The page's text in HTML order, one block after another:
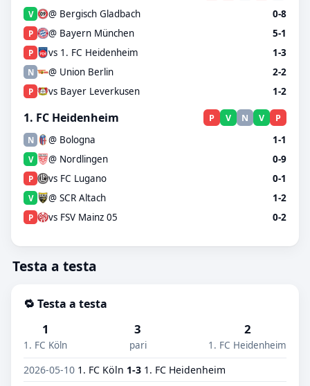
V @ Bergisch Gladbach 0-8
P @ Bayern München 5-1
P vs 1. FC Heidenheim 1-3
N @ Union Berlin 2-2
P vs Bayer Leverkusen 1-2
1. FC Heidenheim P V N V P
N @ Bologna 1-1
V @ Nordlingen 0-9
P vs FC Lugano 0-1
V @ SCR Altach 1-2
P vs FSV Mainz 05 0-2
Testa a testa
🔁 Testa a testa
1
1. FC Köln
3
pari
2
1. FC Heidenheim
2026-05-10 1. FC Köln 1-3 1. FC Heidenheim